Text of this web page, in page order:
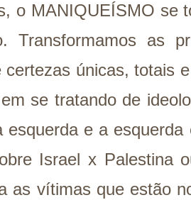
o MANIQUEÍSMO se
Transformamos as
certezas únicas, totais
se tratando de
esquerda e a
Israel x Palestina
as vítimas que estão